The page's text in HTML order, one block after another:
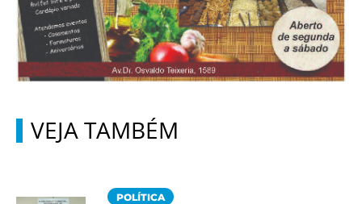
VEJA TAMBÉM
POLÍTICA